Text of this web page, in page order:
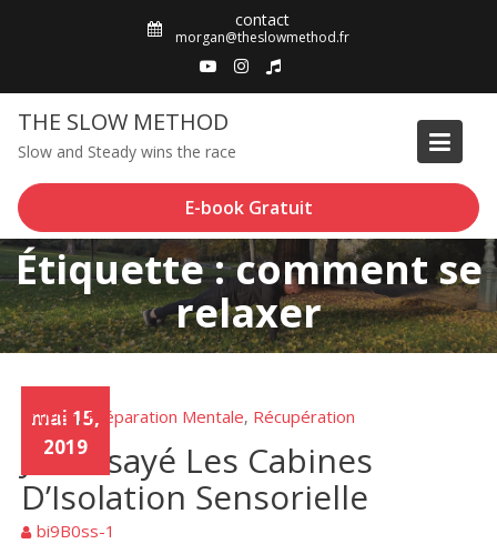
contact
morgan@theslowmethod.fr
THE SLOW METHOD
Slow and Steady wins the race
E-book Gratuit
Étiquette : comment se
relaxer
mai 15,
2019
Articles,Préparation Mentale, Récupération
J’ai Essayé Les Cabines
D’Isolation Sensorielle
bi9B0ss-1